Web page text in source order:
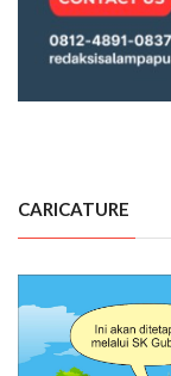
CARICATURE